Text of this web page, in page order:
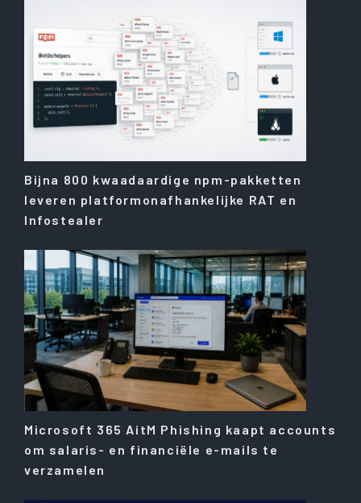
Bijna 800 kwaadaardige npm-pakketten
leveren platformonafhankelijke RAT en
Infostealer
Microsoft 365 AitM Phishing kaapt accounts
om salaris- en financiële e-mails te
verzamelen